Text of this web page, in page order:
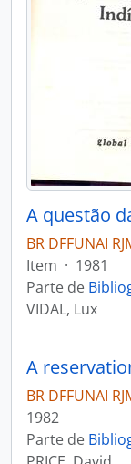
A questão
BR DFFUNAI
Item · 1981
Parte de
VIDAL, Lux
A
BR DFFUNAI
1982
Parte de